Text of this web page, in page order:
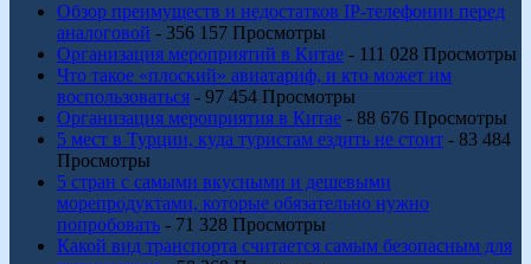
Обзор преимуществ и недостатков IP-телефонии перед
аналоговой - 356 157 Просмотры
Организация мероприятий в Китае - 111 028 Просмотры
Что такое «плоский» авиатариф, и кто может им
воспользоваться - 97 454 Просмотры
Организация мероприятия в Китае - 88 676 Просмотры
5 мест в Турции, куда туристам ездить не стоит - 83 484
Просмотры
5 стран с самыми вкусными и дешевыми
морепродуктами, которые обязательно нужно
попробовать - 71 328 Просмотры
Какой вид транспорта считается самым безопасным для